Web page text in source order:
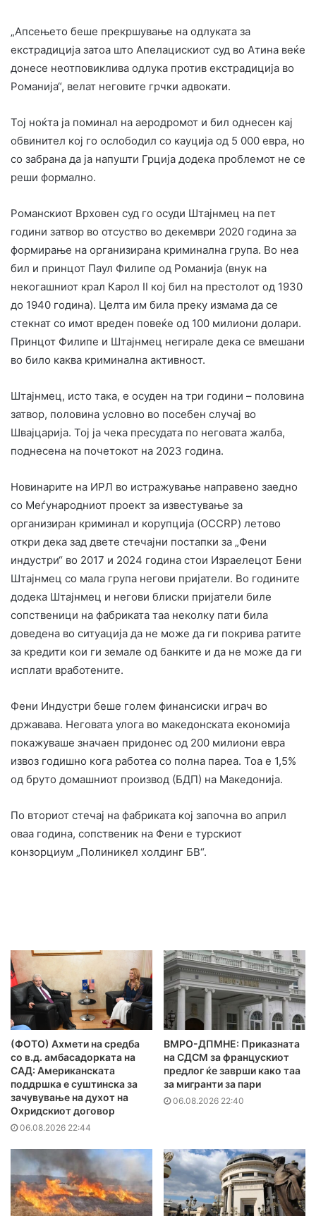
„Апсењето беше прекршување на одлуката за
екстрадиција затоа што Апелацискиот суд во Атина веќе
донесе неотповиклива одлука против екстрадиција во
Романија“, велат неговите грчки адвокати.
Тој ноќта ја поминал на аеродромот и бил однесен кај
обвинител кој го ослободил со кауција од 5 000 евра, но
со забрана да ја напушти Грција додека проблемот не се
реши формално.
Романскиот Врховен суд го осуди Штајнмец на пет
години затвор во отсуство во декември 2020 година за
формирање на организирана криминална група. Во неа
бил и принцот Паул Филипе од Романија (внук на
некогашниот крал Карол II кој бил на престолот од 1930
до 1940 година). Целта им била преку измама да се
стекнат со имот вреден повеќе од 100 милиони долари.
Принцот Филипе и Штајнмец негирале дека се вмешани
во било каква криминална активност.
Штајнмец, исто така, е осуден на три години – половина
затвор, половина условно во посебен случај во
Швајцарија. Тој ја чека пресудата по неговата жалба,
поднесена на почетокот на 2023 година.
Новинарите на ИРЛ во истражување направено заедно
со Меѓународниот проект за известување за
организиран криминал и корупција (OCCRP) летово
откри дека зад двете стечајни постапки за „Фени
индустри“ во 2017 и 2024 година стои Израелецот Бени
Штајнмец со мала група негови пријатели. Во годините
додека Штајнмец и негови блиски пријатели биле
сопственици на фабриката таа неколку пати била
доведена во ситуација да не може да ги покрива ратите
за кредити кои ги земале од банките и да не може да ги
исплати вработените.
Фени Индустри беше голем финансиски играч во
државава. Неговата улога во македонската економија
покажуваше значаен придонес од 200 милиони евра
извоз годишно кога работеа со полна пареа. Тоа е 1,5%
од бруто домашниот производ (БДП) на Македонија.
По вториот стечај на фабриката кој започна во април
оваа година, сопственик на Фени е турскиот
конзорциум „Полиникел холдинг БВ“.
(ФОТО) Ахмети на средба
со в.д. амбасадорката на
САД: Американската
поддршка е суштинска за
зачувување на духот на
Охридскиот договор
06.08.2026 22:44
ВМРО-ДПМНЕ: Приказната
на СДСМ за францускиот
предлог ќе заврши како таа
за мигранти за пари
06.08.2026 22:40